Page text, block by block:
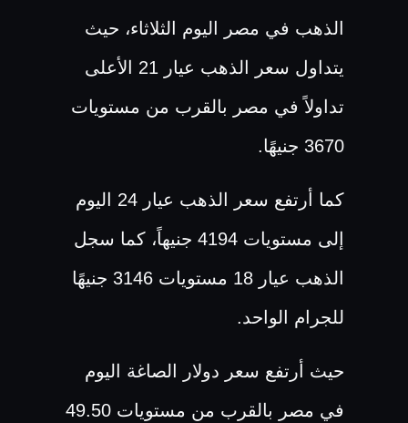
الذهب في مصر اليوم الثلاثاء، حيث
يتداول سعر الذهب عيار 21 الأعلى
تداولاً في مصر بالقرب من مستويات
3670 جنيهًا.
كما أرتفع سعر الذهب عيار 24 اليوم
إلى مستويات 4194 جنيهاً، كما سجل
الذهب عيار 18 مستويات 3146 جنيهًا
للجرام الواحد.
حيث أرتفع سعر دولار الصاغة اليوم
في مصر بالقرب من مستويات 49.50